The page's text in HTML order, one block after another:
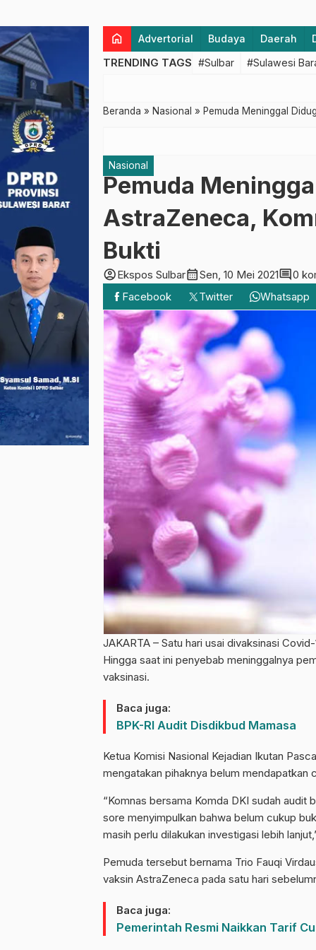
home Advertorial Budaya Daerah
TRENDING TAGS #Sulbar #Sulawesi
Beranda » Nasional » Pemuda Meninggal
Nasional
Pemuda
AstraZeneca,
Bukti
account_circleEkspos Sulbarcalendar_monthSen, 10 Mei 2021comment0
Facebook
Twitter Whatsapp
JAKARTA – Satu hari usai divaksinasi
Hingga saat ini penyebab meninggalnya
vaksinasi.
Baca juga:
BPK-RI Audit Disdikbud Mamasa
Ketua Komisi Nasional Kejadian Ikutan
mengatakan pihaknya belum mendapatkan
“Komnas bersama Komda DKI sudah audit
sore menyimpulkan bahwa belum cukup
masih perlu dilakukan investigasi lebih
Pemuda tersebut bernama Trio Fauqi
vaksin AstraZeneca pada satu hari
Baca juga:
Pemerintah Resmi Naikkan Tarif